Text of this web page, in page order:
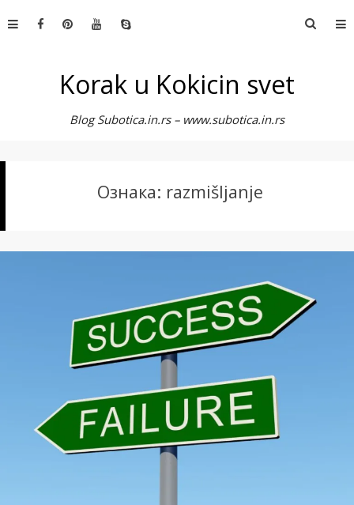
to
Korak u Kokicin svet
Blog Subotica.in.rs – www.subotica.in.rs
Ознака: razmišljanje